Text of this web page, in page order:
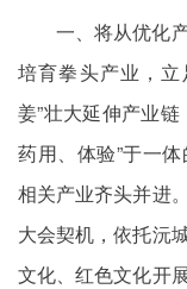
一、将从优化
培育拳头产业，
姜”壮大延伸产业链
药用、体验”于一
相关产业齐头并进
大会契机，依托沅
文化、红色文化开